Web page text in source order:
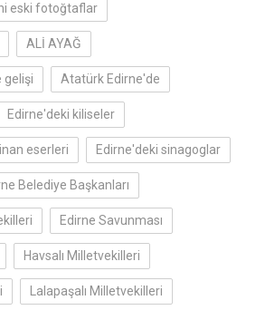
eski fotoğtaflar
ALİ AYAĞ
gelişi Atatürk Edirne'de
Edirne'deki kiliseler
eserleri Edirne'deki sinagoglar
Belediye Başkanları
Edirne Savunması
Havsalı Milletvekilleri
Lalapaşalı Milletvekilleri